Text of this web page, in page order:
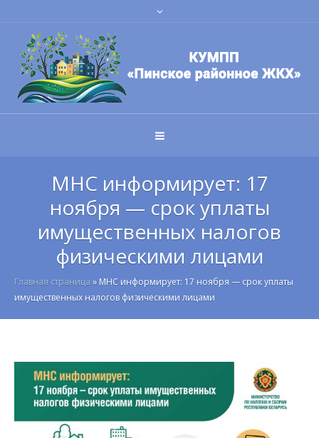
МНС информирует: 17
ноября — срок уплаты
имущественных налогов
физическими лицами
Главная страница » МНС информирует: 17 ноября — срок уплаты
имущественных налогов физическими лицами